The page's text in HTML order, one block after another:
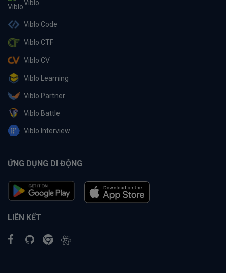
Viblo
Viblo Code
Viblo CTF
Viblo CV
Viblo Learning
Viblo Partner
Viblo Battle
Viblo Interview
ỨNG DỤNG DI ĐỘNG
LIÊN KẾT